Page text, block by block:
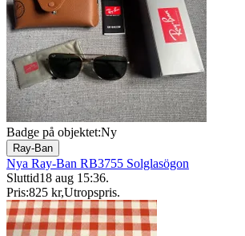
Badge på objektet:Ny
Ray-Ban
Nya Ray-Ban RB3755 Solglasögon
Sluttid18 aug 15:36.
Pris:825 kr,Utropspris.